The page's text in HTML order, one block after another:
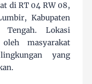
di RT 04 RW 08,
Kabupaten
Tengah. Lokasi
masyarakat
yang